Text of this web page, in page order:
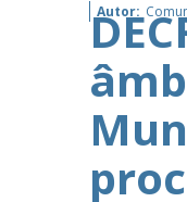
Autor: